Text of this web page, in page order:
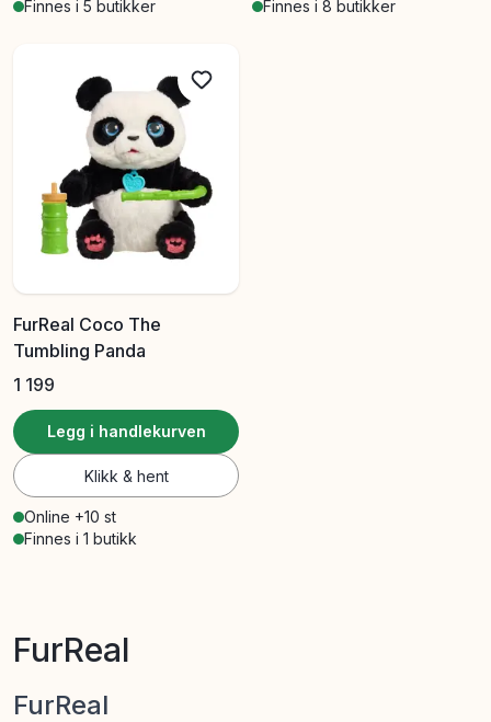
Finnes i 5 butikker
Finnes i 8 butikker
FurReal Coco The
Tumbling Panda
1 199
Legg i handlekurven
Klikk & hent
Online +10 st
Finnes i 1 butikk
FurReal
FurReal